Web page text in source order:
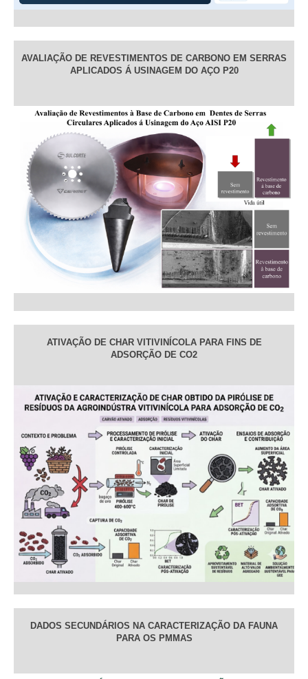
AVALIAÇÃO DE REVESTIMENTOS DE CARBONO EM SERRAS
APLICADOS Á USINAGEM DO AÇO P20
ATIVAÇÃO DE CHAR VITIVINÍCOLA PARA FINS DE
ADSORÇÃO DE CO2
DADOS SECUNDÁRIOS NA CARACTERIZAÇÃO DA FAUNA
PARA OS PMMAS